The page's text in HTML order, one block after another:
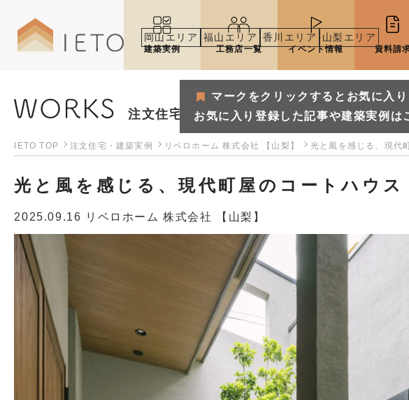
岡山エリア 福山エリア 香川エリア 山梨エリア
マークをクリックするとお気に入りに登録さ
お気に入り登録した記事や建築実例はこちらから
建築実例 工務店一覧 イベント情報 資料請
マークをクリックするとお気に入り
お気に入り登録した記事や建築実例は
注文住宅・建築実例
IETO TOP 注文住宅・建築実例 リベロホーム 株式会社 【山梨】 光と風を感じる、現代
光と風を感じる、現代町屋のコートハウス
2025.09.16 リベロホーム 株式会社 【山梨】